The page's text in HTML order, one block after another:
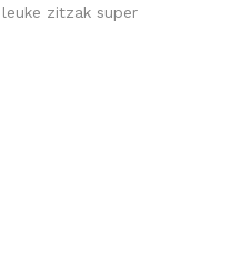
zitzak super